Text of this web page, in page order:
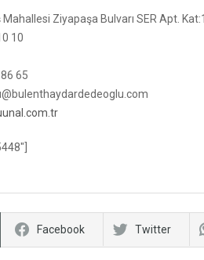
Ziyapaşa Bulvarı SER Apt.
10
65
Facebook Twitter